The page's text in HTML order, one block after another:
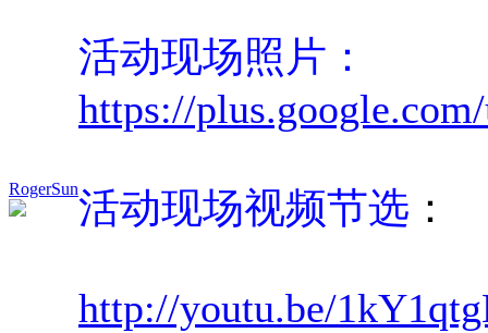
RogerSun
活动现场照片：
https://
活动现场视频节选 ：
http://youtu.be/